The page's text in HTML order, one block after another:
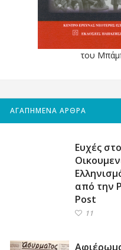
του
ΑΓΑΠΗΜΕΝΑ ΑΡΘΡΑ
Ευχές
από την
Post
11